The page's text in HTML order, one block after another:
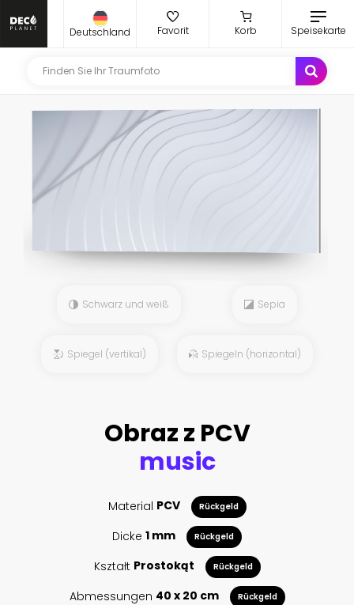
Deutschland Favorit Korb Speisekarte
Schwarz und weiß Sepia
Spiegel (vertikal) Spiegeln (horizontal)
Obraz z PCV
music
Material PCV Rückgeld
Dicke 1 mm Rückgeld
Kształt Prostokąt Rückgeld
Abmessungen 40 x 20 cm Rückgeld